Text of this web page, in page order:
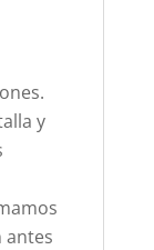
y
antes